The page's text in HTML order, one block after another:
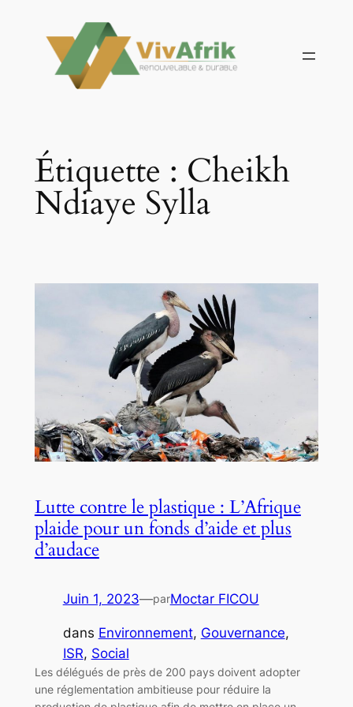
contenu
Étiquette : Cheikh
Ndiaye Sylla
Lutte contre le plastique : L’Afrique
plaide pour un fonds d’aide et plus
d’audace
Juin 1, 2023—parMoctar FICOU
dans Environnement, Gouvernance
ISR, Social
Les délégués de près de 200 pays doivent adopter
une réglementation ambitieuse pour réduire la